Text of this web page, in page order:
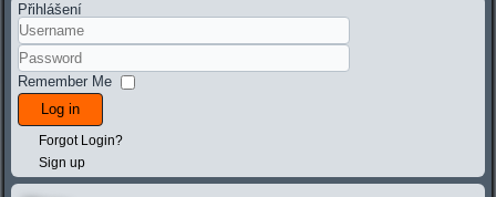
Přihlášení
Remember Me
Log in
Forgot Login?
Sign up